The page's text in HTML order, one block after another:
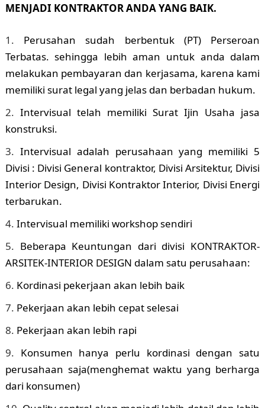
MENJADI KONTRAKTOR ANDA YANG BAIK.
Perusahan sudah berbentuk (PT) Perseroan
Terbatas. sehingga lebih aman untuk anda dalam
melakukan pembayaran dan kerjasama, karena kami
memiliki surat legal yang jelas dan berbadan hukum.
Intervisual telah memiliki Surat Ijin Usaha jasa
konstruksi.
Intervisual adalah perusahaan yang memiliki 5
Divisi : Divisi General kontraktor, Divisi Arsitektur, Divisi
Interior Design, Divisi Kontraktor Interior, Divisi Energi
terbarukan.
Intervisual memiliki workshop sendiri
Beberapa Keuntungan dari divisi KONTRAKTOR-
ARSITEK-INTERIOR DESIGN dalam satu perusahaan:
Kordinasi pekerjaan akan lebih baik
Pekerjaan akan lebih cepat selesai
Pekerjaan akan lebih rapi
Konsumen hanya perlu kordinasi dengan satu
perusahaan saja(menghemat waktu yang berharga
dari konsumen)